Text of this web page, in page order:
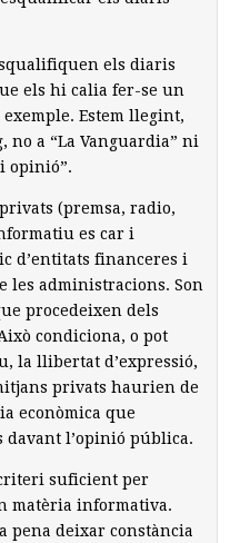
els diaris
els hi calia fer-se un
Estem llegint,
no a “La Vanguardia” ni
opinió”.
(premsa, radio,
es car i
d’entitats financeres i
les administracions. Son
procedeixen dels
condiciona, o pot
la llibertat d’expressió,
privats haurien de
econòmica que
l’opinió pública.
suficient per
matèria informativa.
pena deixar constància